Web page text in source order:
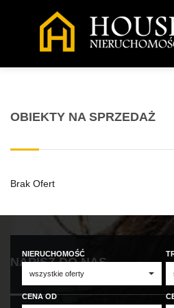
OBIEKTY NA SPRZEDAŻ
Brak Ofert
NIERUCHOMOŚĆ
CENA OD
NAPISZ DO NAS